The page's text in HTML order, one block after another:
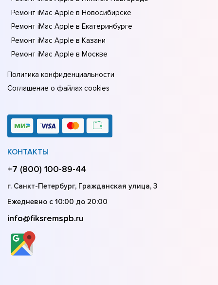
Ремонт iMac Apple в Новосибирске
Ремонт iMac Apple в Екатеринбурге
Ремонт iMac Apple в Казани
Ремонт iMac Apple в Москве
Политика конфиденциальности
Соглашение о файлах cookies
КОНТАКТЫ
+7 (800) 100-89-44
г. Санкт-Петербург, Гражданская улица, 3
Ежедневно с 10:00 до 20:00
info@fiksremspb.ru